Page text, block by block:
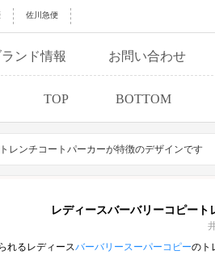
佐川急便
ンド情報 お問い合わせ
TOP BOTTOM
レンチコートパーカーが特徴のデザインです
レディースバーバリーコピー
れるレディースバーバリースーパーコピーのト